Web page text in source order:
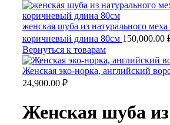
женская шуба из натурального
коричневый длина 80см 150,000.00
Вернуться к товарам
Женская эко-норка, английский
24,900.00 ₽
Женская шуба